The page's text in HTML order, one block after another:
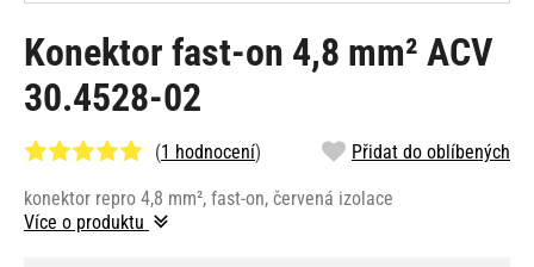
Konektor fast-on 4,8 mm² ACV
30.4528-02
(1 hodnocení) Přidat do oblíbených
konektor repro 4,8 mm², fast-on, červená izolace
Více o produktu